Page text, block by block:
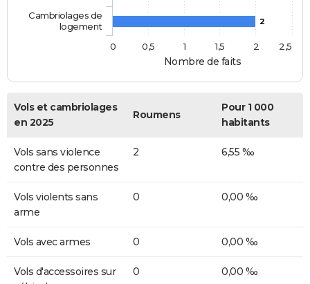
Nombre de faits
2
Cambriolages de
logement
0
0,5 1 1,5 2 2,5
Vols et cambriolages
en 2025
Roumens
Pour 1 000
habitants
Vols sans violence
contre des personnes
2 6,55 ‰
Vols violents sans
arme
0 0,00 ‰
Vols avec armes 0 0,00 ‰
Vols d'accessoires sur
0 0,00 ‰